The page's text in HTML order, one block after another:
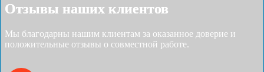
Отзывы наших клиентов
Мы благодарны нашим клиентам за оказанное доверие и
положительные отзывы о совместной работе.